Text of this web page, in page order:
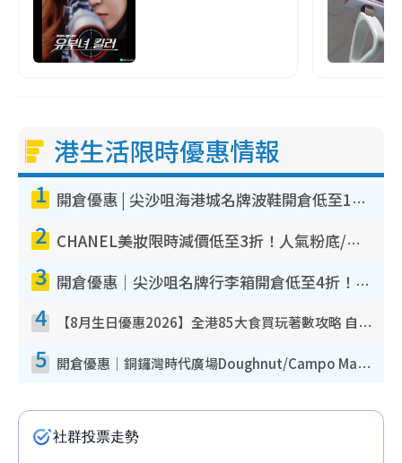
港生活限時優惠情報
1 開倉優惠 | 尖沙咀海港城名牌波鞋開倉低至1折！On鞋$899起／Joy&Peace鞋履$98起
2 CHANEL美妝限時減價低至3折！人氣粉底/唇膏/精華液低至$275！COCO香水都有平
3 開倉優惠｜尖沙咀名牌行李箱開倉低至4折！一連5日 American Tourister/ace./Hallmark $200起！
4 【8月生日優惠2026】全港85大食買玩著數攻略 自助餐/火鍋放題同行免費＋誠品/DONKI送現金券
5 開倉優惠｜銅鑼灣時代廣場Doughnut/Campo Marzio開倉低至1折！背囊、書包、手袋劈價$200起